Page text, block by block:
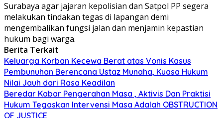
Surabaya agar jajaran kepolisian dan Satpol PP segera
melakukan tindakan tegas di lapangan demi
mengembalikan fungsi jalan dan menjamin kepastian
hukum bagi warga.
Berita Terkait
Keluarga Korban Kecewa Berat atas Vonis Kasus
Pembunuhan Berencana Ustaz Munaha, Kuasa Hukum
Nilai Jauh dari Rasa Keadilan
Beredar Kabar Pengerahan Masa , Aktivis Dan Praktisi
Hukum Tegaskan Intervensi Masa Adalah OBSTRUCTION
OF JUSTICE